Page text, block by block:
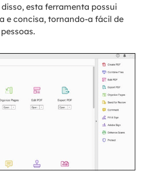
esta ferramenta possui
e concisa, tornando-a fácil de